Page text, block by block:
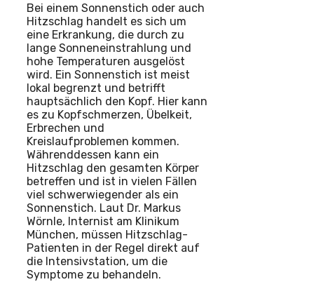
Bei einem Sonnenstich oder auch
Hitzschlag handelt es sich um
eine Erkrankung, die durch zu
lange Sonneneinstrahlung und
hohe Temperaturen ausgelöst
wird. Ein Sonnenstich ist meist
lokal begrenzt und betrifft
hauptsächlich den Kopf. Hier kann
es zu Kopfschmerzen, Übelkeit,
Erbrechen und
Kreislaufproblemen kommen.
Währenddessen kann ein
Hitzschlag den gesamten Körper
betreffen und ist in vielen Fällen
viel schwerwiegender als ein
Sonnenstich. Laut Dr. Markus
Wörnle, Internist am Klinikum
München, müssen Hitzschlag-
Patienten in der Regel direkt auf
die Intensivstation, um die
Symptome zu behandeln.